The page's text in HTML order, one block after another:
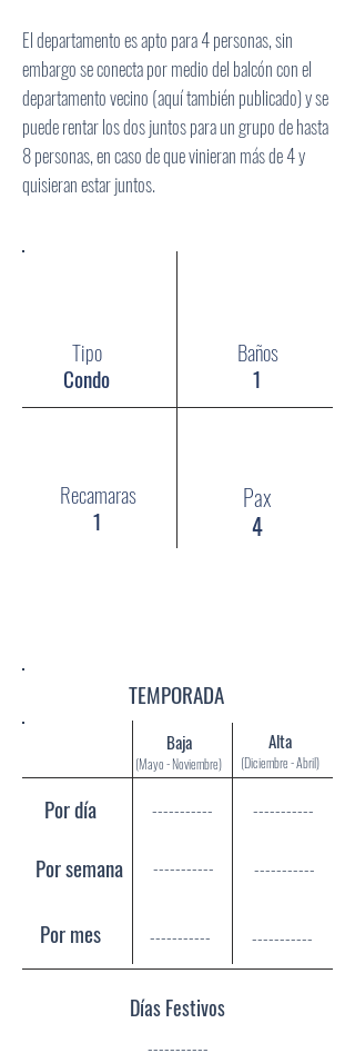
El departamento es apto para 4 personas, sin
embargo se conecta por medio del balcón con el
departamento vecino (aquí también publicado) y se
puede rentar los dos juntos para un grupo de hasta
8 personas, en caso de que vinieran más de 4 y
quisieran estar juntos.
Tipo
Condo
Baños
1
Recamaras
1
Pax
4
TEMPORADA
Baja
(Mayo - Noviembre)
Alta
(Diciembre - Abril)
Por día ----------- -----------
Por semana ----------- -----------
Por mes ----------- -----------
Días Festivos
-----------